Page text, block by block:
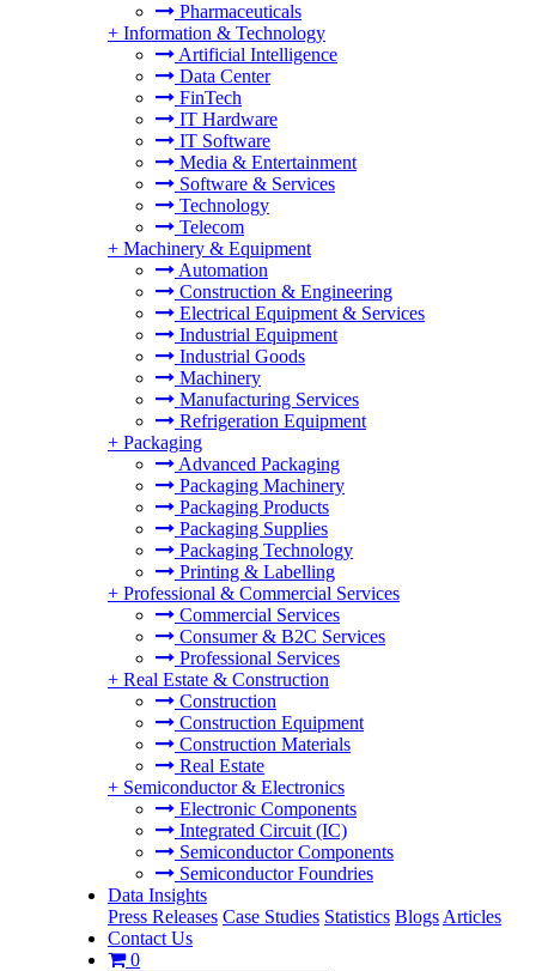
Pharmaceuticals
+ Information & Technology
Artificial Intelligence
Data Center
FinTech
IT Hardware
IT Software
Media & Entertainment
Software & Services
Technology
Telecom
+ Machinery & Equipment
Automation
Construction & Engineering
Electrical Equipment & Services
Industrial Equipment
Industrial Goods
Machinery
Manufacturing Services
Refrigeration Equipment
+ Packaging
Advanced Packaging
Packaging Machinery
Packaging Products
Packaging Supplies
Packaging Technology
Printing & Labelling
+ Professional & Commercial Services
Commercial Services
Consumer & B2C Services
Professional Services
+ Real Estate & Construction
Construction
Construction Equipment
Construction Materials
Real Estate
+ Semiconductor & Electronics
Electronic Components
Integrated Circuit (IC)
Semiconductor Components
Semiconductor Foundries
Data Insights
Press Releases Case Studies Statistics Blogs Articles
Contact Us
0